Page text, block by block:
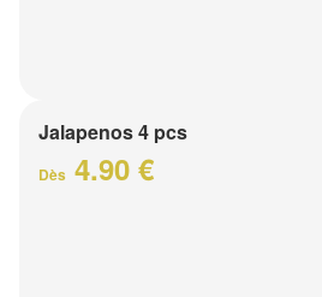
Jalapenos 4 pcs
Dès 4.90 €